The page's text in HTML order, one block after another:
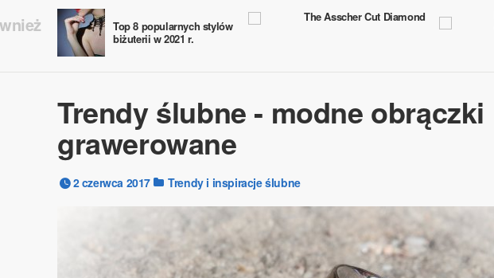
Top 8 popularnych stylów
biżuterii w 2021 r.
The Asscher Cut Diamond
Trendy ślubne - modne obrączki
grawerowane
2 czerwca 2017 Trendy i inspiracje ślubne